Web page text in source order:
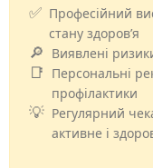
✅ Професійний
стану здоров’я
🔎 Виявлені
📑 Персональні
профілактики
💡 Регулярний
активне і